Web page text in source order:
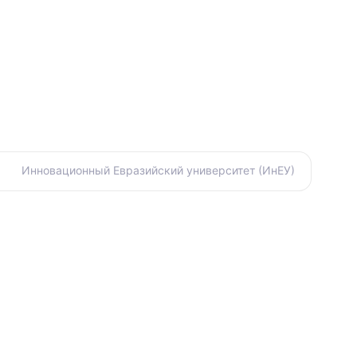
Инновационный Евразийский университет (ИнЕУ)